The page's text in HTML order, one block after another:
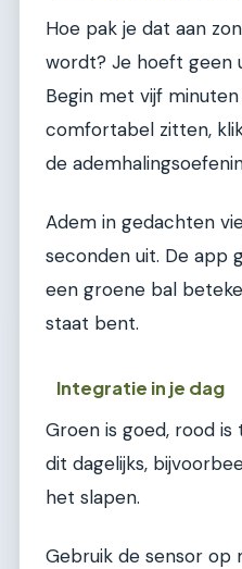
Hoe pak je dat aan
wordt? Je hoeft geen
Begin met vijf
comfortabel zitten,
de
Adem in gedachten
seconden uit. De app
een groene bal
staat bent.
Integratie in je dag
Groen is goed, rood
dit dagelijks,
het slapen.
Gebruik de sensor op